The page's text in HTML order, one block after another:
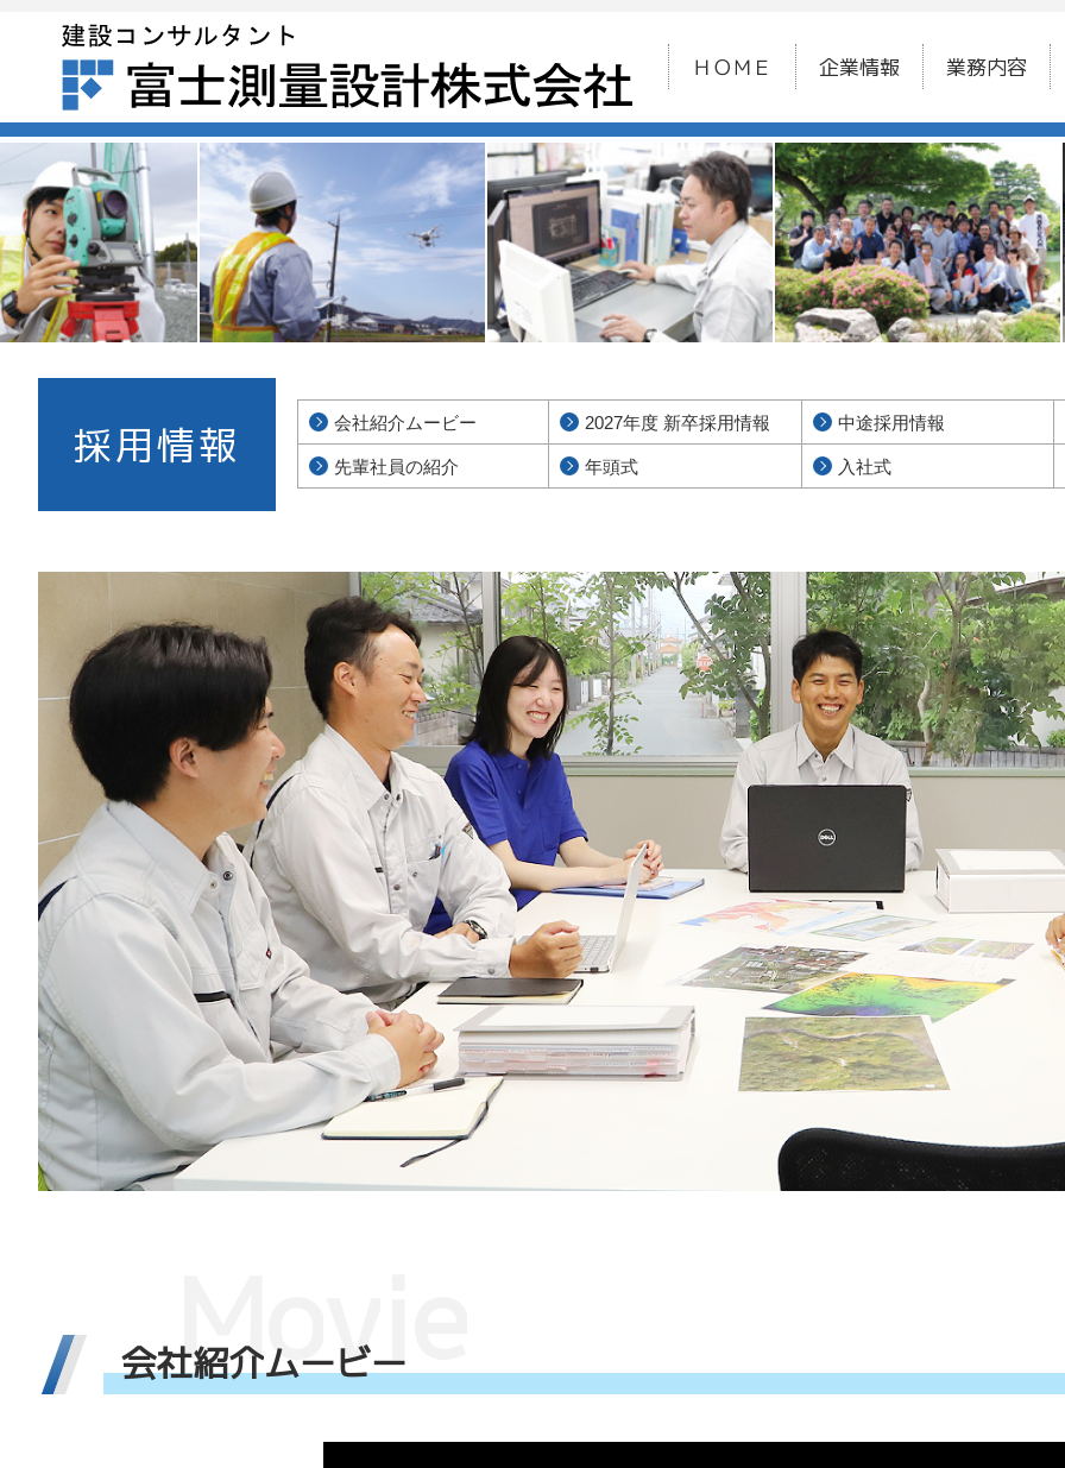
ＨＯＭＥ 企業情報 業務内容
採用情報 会社紹介ムービー 2027年度 新卒採用情報 中途採用情報
先輩社員の紹介 年頭式 入社式
会社紹介ムービー
Movi